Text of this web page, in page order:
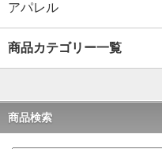
アパレル
商品カテゴリー一覧
商品検索